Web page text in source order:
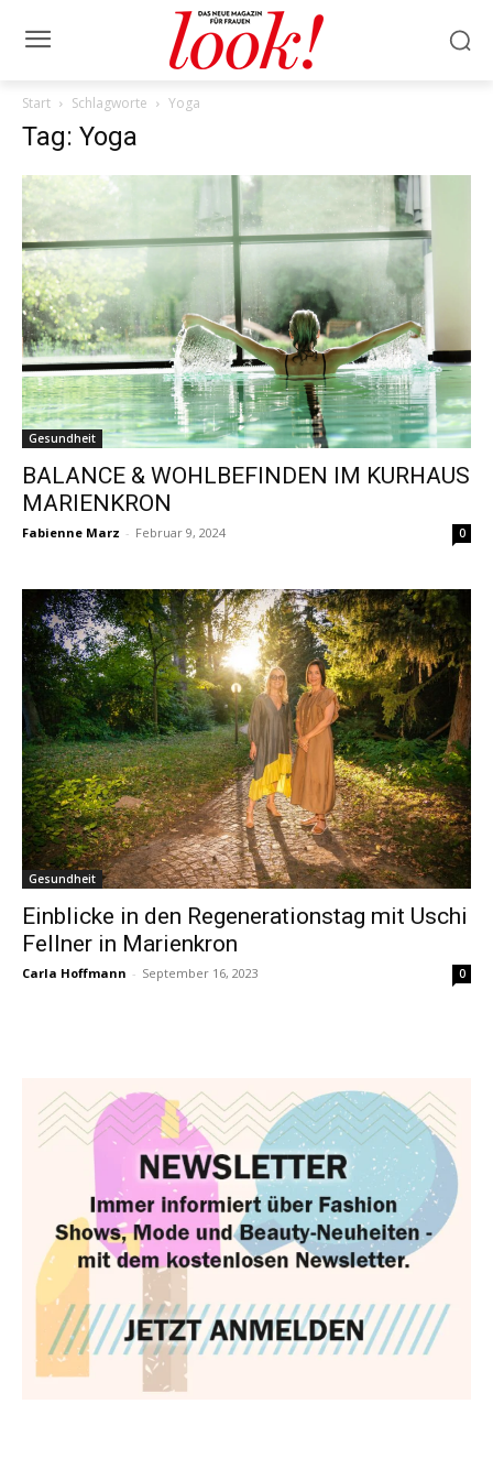
Start Schlagworte Yoga
Tag: Yoga
Gesundheit
BALANCE & WOHLBEFINDEN IM KURHAUS
MARIENKRON
Fabienne Marz - Februar 9, 2024 0
Gesundheit
Einblicke in den Regenerationstag mit Uschi
Fellner in Marienkron
Carla Hoffmann - September 16, 2023 0